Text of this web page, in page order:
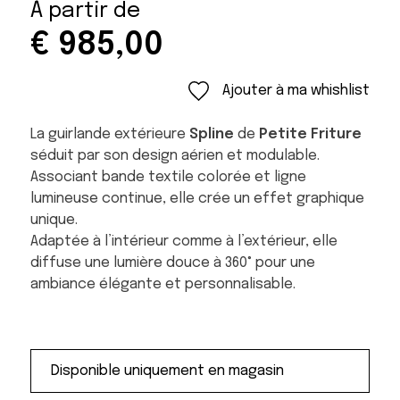
À partir de
€ 985,00
Ajouter à ma whishlist
La guirlande extérieure Spline de Petite Friture
séduit par son design aérien et modulable.
Associant bande textile colorée et ligne
lumineuse continue, elle crée un effet graphique
unique.
Adaptée à l’intérieur comme à l’extérieur, elle
diffuse une lumière douce à 360° pour une
ambiance élégante et personnalisable.